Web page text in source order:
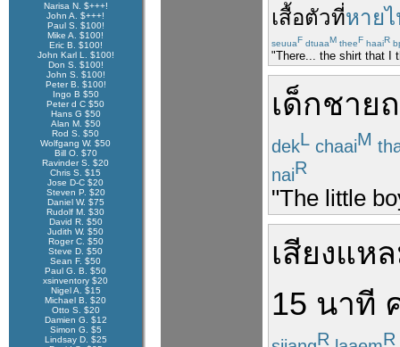
Narisa N. $+++!
John A. $+++!
Paul S. $100!
Mike A. $100!
Eric B. $100!
John Karl L. $100!
Don S. $100!
John S. $100!
Peter B. $100!
Ingo B $50
Peter d C $50
Hans G $50
Alan M. $50
Rod S. $50
Wolfgang W. $50
Bill O. $70
Ravinder S. $20
Chris S. $15
Jose D-C $20
Steven P. $20
Daniel W. $75
Rudolf M. $30
David R. $50
Judith W. $50
Roger C. $50
Steve D. $50
Sean F. $50
Paul G. B. $50
xsinventory $20
Nigel A. $15
Michael B. $20
Otto S. $20
Damien G. $12
Simon G. $5
Lindsay D. $25
เสื้อตัวที่หาย
seuuaF dtuaaM theeF haaiR
"There... the shirt that I
เด็กชาย
dekL chaaiM
naiR
"The little
เสียงแห
15 นาที
R R